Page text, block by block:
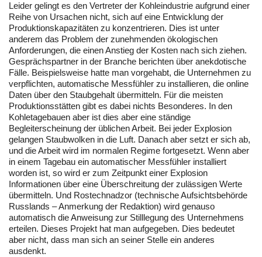
Leider gelingt es den Vertreter der Kohleindustrie aufgrund einer
Reihe von Ursachen nicht, sich auf eine Entwicklung der
Produktionskapazitäten zu konzentrieren. Dies ist unter
anderem das Problem der zunehmenden ökologischen
Anforderungen, die einen Anstieg der Kosten nach sich ziehen.
Gesprächspartner in der Branche berichten über anekdotische
Fälle. Beispielsweise hatte man vorgehabt, die Unternehmen zu
verpflichten, automatische Messfühler zu installieren, die online
Daten über den Staubgehalt übermitteln. Für die meisten
Produktionsstätten gibt es dabei nichts Besonderes. In den
Kohletagebauen aber ist dies aber eine ständige
Begleiterscheinung der üblichen Arbeit. Bei jeder Explosion
gelangen Staubwolken in die Luft. Danach aber setzt er sich ab,
und die Arbeit wird im normalen Regime fortgesetzt. Wenn aber
in einem Tagebau ein automatischer Messfühler installiert
worden ist, so wird er zum Zeitpunkt einer Explosion
Informationen über eine Überschreitung der zulässigen Werte
übermitteln. Und Rostechnadzor (technische Aufsichtsbehörde
Russlands – Anmerkung der Redaktion) wird genauso
automatisch die Anweisung zur Stilllegung des Unternehmens
erteilen. Dieses Projekt hat man aufgegeben. Dies bedeutet
aber nicht, dass man sich an seiner Stelle ein anderes
ausdenkt.